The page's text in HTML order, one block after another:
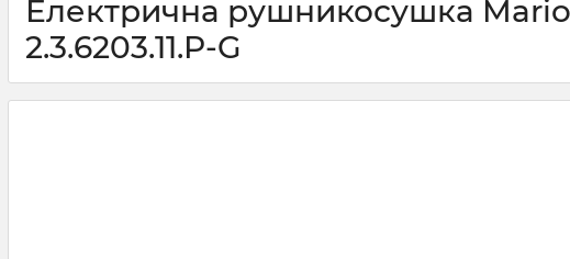
Електрична рушникосушка
2.3.6203.11.P-G